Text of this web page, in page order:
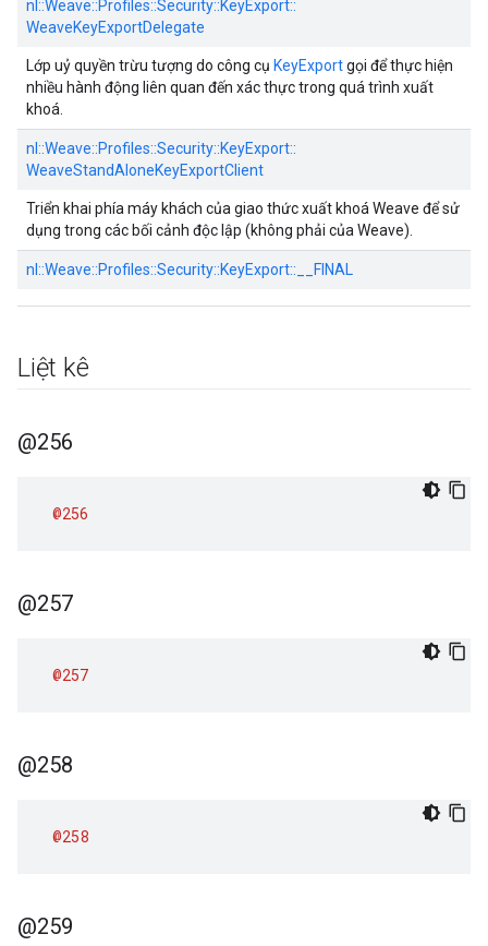
nl::Weave::Profiles::Security::KeyExport::
WeaveKeyExportDelegate
Lớp uỷ quyền trừu tượng do công cụ KeyExportgọi để thực hiện
nhiều hành động liên quan đến xác thực trong quá trình xuất
khoá.
nl::Weave::Profiles::Security::KeyExport::
WeaveStandAloneKeyExportClient
Triển khai phía máy khách của giao thức xuất khoá Weave để sử
dụng trong các bối cảnh độc lập (không phải của Weave).
nl::Weave::Profiles::Security::KeyExport:: __FINAL
Liệt kê
@256
@256
@257
@257
@258
@258
@259